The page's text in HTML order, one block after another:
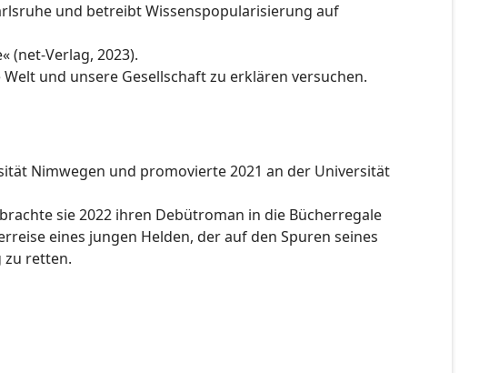
und betreibt Wissenspopularisierung auf
(net-Verlag, 2023).
und unsere Gesellschaft zu erklären versuchen.
Nimwegen und promovierte 2021 an der Universität
sie 2022 ihren Debütroman in die Bücherregale
eines jungen Helden, der auf den Spuren seines
zu retten.